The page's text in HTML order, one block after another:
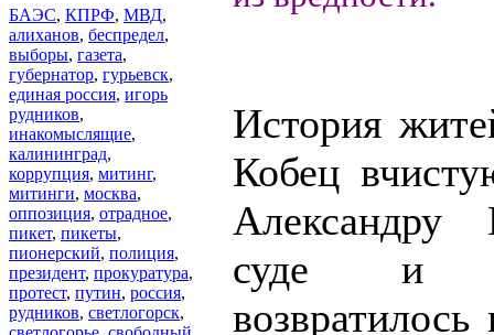
БАЭС, КПРФ, МВД,
алиханов, беспредел,
выборы, газета,
губернатор, гурьевск,
единая россия, игорь
рудников,
инакомыслящие,
калининград,
коррупция, митинг,
митинги, москва,
оппозиция, отрадное,
пикет, пикеты,
пионерский, полиция,
президент, прокуратура,
протест, путин, россия,
рудников, светлогорск,
История
Кобец
Александру
суде и
возвратилось